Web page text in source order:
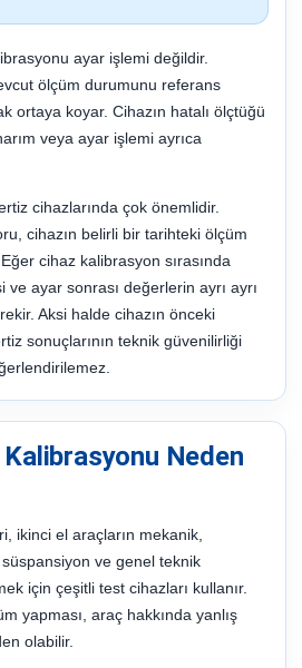
ayar işlemi değildir.
ölçüm durumunu referans
ortaya koyar. Cihazın hatalı ölçtüğü
veya ayar işlemi ayrıca
cihazlarında çok önemlidir.
cihazın belirli bir tarihteki ölçüm
cihaz kalibrasyon sırasında
ve ayar sonrası değerlerin ayrı ayrı
Aksi halde cihazın önceki
sonuçlarının teknik güvenilirliği
Neden
ikinci el araçların mekanik,
ve genel teknik
için çeşitli test cihazları kullanır.
yapması, araç hakkında yanlış
olabilir.